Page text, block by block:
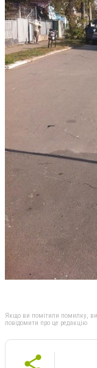
Якщо ви помітили помилку,
повідомити про це редакцію